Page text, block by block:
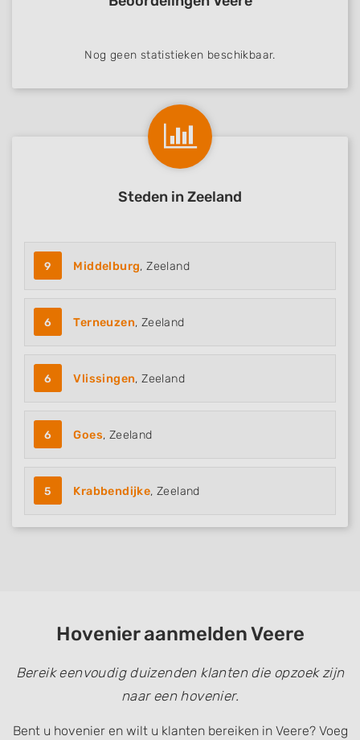
Nog geen statistieken beschikbaar.
Steden in Zeeland
9 Middelburg, Zeeland
6 Terneuzen, Zeeland
6 Vlissingen, Zeeland
6 Goes, Zeeland
5 Krabbendijke, Zeeland
Hovenier aanmelden Veere
Bereik eenvoudig duizenden klanten die opzoek zijn
naar een hovenier.
Bent u hovenier en wilt u klanten bereiken in Veere? Voeg